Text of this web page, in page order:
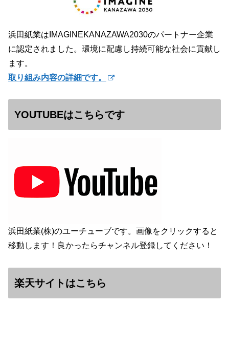
浜田紙業はIMAGINEKANAZAWA2030のパートナー企業
に認定されました。環境に配慮し持続可能な社会に貢献し
ます。
取り組み内容の詳細です。
YOUTUBEはこちらです
浜田紙業(株)のユーチューブです。画像をクリックすると
移動します！良かったらチャンネル登録してください！
楽天サイトはこちら